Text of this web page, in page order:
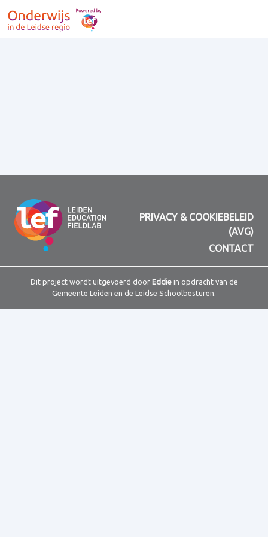
PRIVACY & COOKIEBELEID
(AVG)
CONTACT
Dit project wordt uitgevoerd door Eddiein opdracht van de
Gemeente Leiden en de Leidse Schoolbesturen.